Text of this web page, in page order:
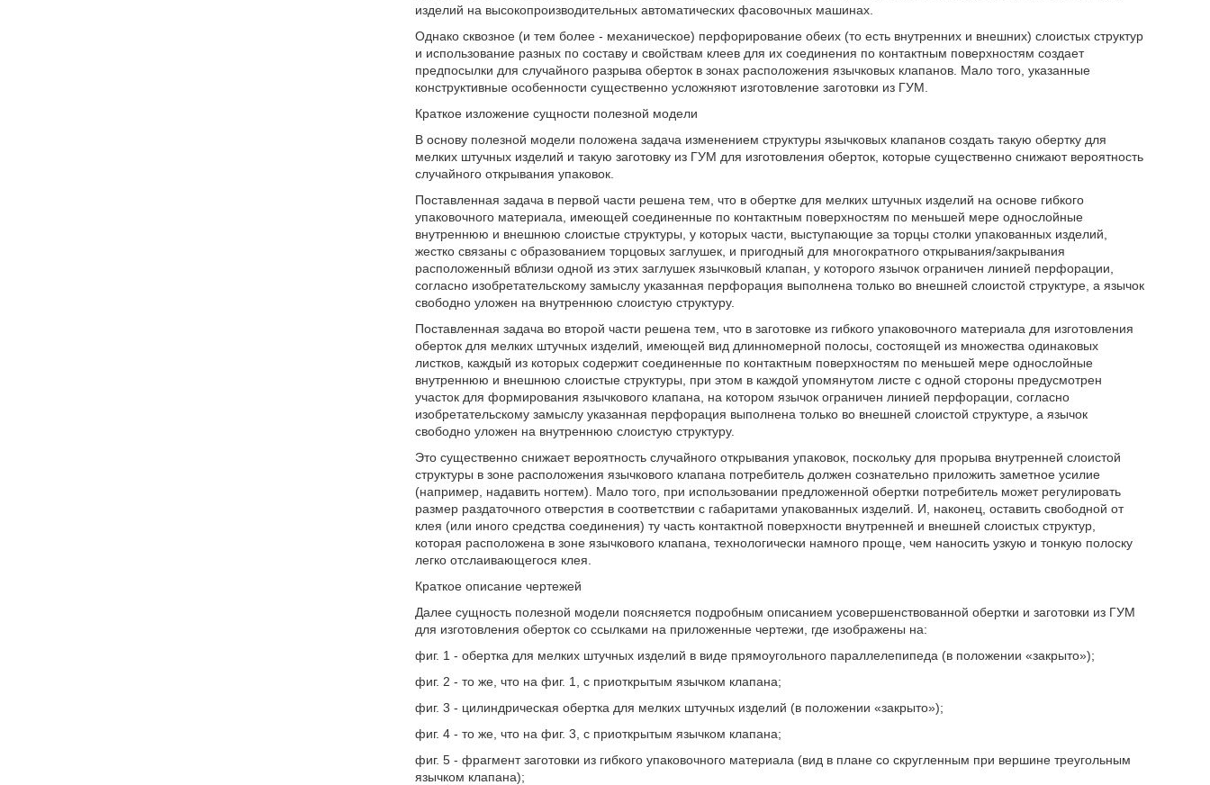
изделий на высокопроизводительных автоматических фасовочных машинах.
Однако сквозное (и тем более - механическое) перфорирование обеих (то есть внутренних и внешних) слоистых структур
и использование разных по составу и свойствам клеев для их соединения по контактным поверхностям создает
предпосылки для случайного разрыва оберток в зонах расположения язычковых клапанов. Мало того, указанные
конструктивные особенности существенно усложняют изготовление заготовки из ГУМ.
Краткое изложение сущности полезной модели
В основу полезной модели положена задача изменением структуры язычковых клапанов создать такую обертку для
мелких штучных изделий и такую заготовку из ГУМ для изготовления оберток, которые существенно снижают вероятность
случайного открывания упаковок.
Поставленная задача в первой части решена тем, что в обертке для мелких штучных изделий на основе гибкого
упаковочного материала, имеющей соединенные по контактным поверхностям по меньшей мере однослойные
внутреннюю и внешнюю слоистые структуры, у которых части, выступающие за торцы столки упакованных изделий,
жестко связаны с образованием торцовых заглушек, и пригодный для многократного открывания/закрывания
расположенный вблизи одной из этих заглушек язычковый клапан, у которого язычок ограничен линией перфорации,
согласно изобретательскому замыслу указанная перфорация выполнена только во внешней слоистой структуре, а язычок
свободно уложен на внутреннюю слоистую структуру.
Поставленная задача во второй части решена тем, что в заготовке из гибкого упаковочного материала для изготовления
оберток для мелких штучных изделий, имеющей вид длинномерной полосы, состоящей из множества одинаковых
листков, каждый из которых содержит соединенные по контактным поверхностям по меньшей мере однослойные
внутреннюю и внешнюю слоистые структуры, при этом в каждой упомянутом листе с одной стороны предусмотрен
участок для формирования язычкового клапана, на котором язычок ограничен линией перфорации, согласно
изобретательскому замыслу указанная перфорация выполнена только во внешней слоистой структуре, а язычок
свободно уложен на внутреннюю слоистую структуру.
Это существенно снижает вероятность случайного открывания упаковок, поскольку для прорыва внутренней слоистой
структуры в зоне расположения язычкового клапана потребитель должен сознательно приложить заметное усилие
(например, надавить ногтем). Мало того, при использовании предложенной обертки потребитель может регулировать
размер раздаточного отверстия в соответствии с габаритами упакованных изделий. И, наконец, оставить свободной от
клея (или иного средства соединения) ту часть контактной поверхности внутренней и внешней слоистых структур,
которая расположена в зоне язычкового клапана, технологически намного проще, чем наносить узкую и тонкую полоску
легко отслаивающегося клея.
Краткое описание чертежей
Далее сущность полезной модели поясняется подробным описанием усовершенствованной обертки и заготовки из ГУМ
для изготовления оберток со ссылками на приложенные чертежи, где изображены на:
фиг. 1 - обертка для мелких штучных изделий в виде прямоугольного параллелепипеда (в положении «закрыто»);
фиг. 2 - то же, что на фиг. 1, с приоткрытым язычком клапана;
фиг. 3 - цилиндрическая обертка для мелких штучных изделий (в положении «закрыто»);
фиг. 4 - то же, что на фиг. 3, с приоткрытым язычком клапана;
фиг. 5 - фрагмент заготовки из гибкого упаковочного материала (вид в плане со скругленным при вершине треугольным
язычком клапана);